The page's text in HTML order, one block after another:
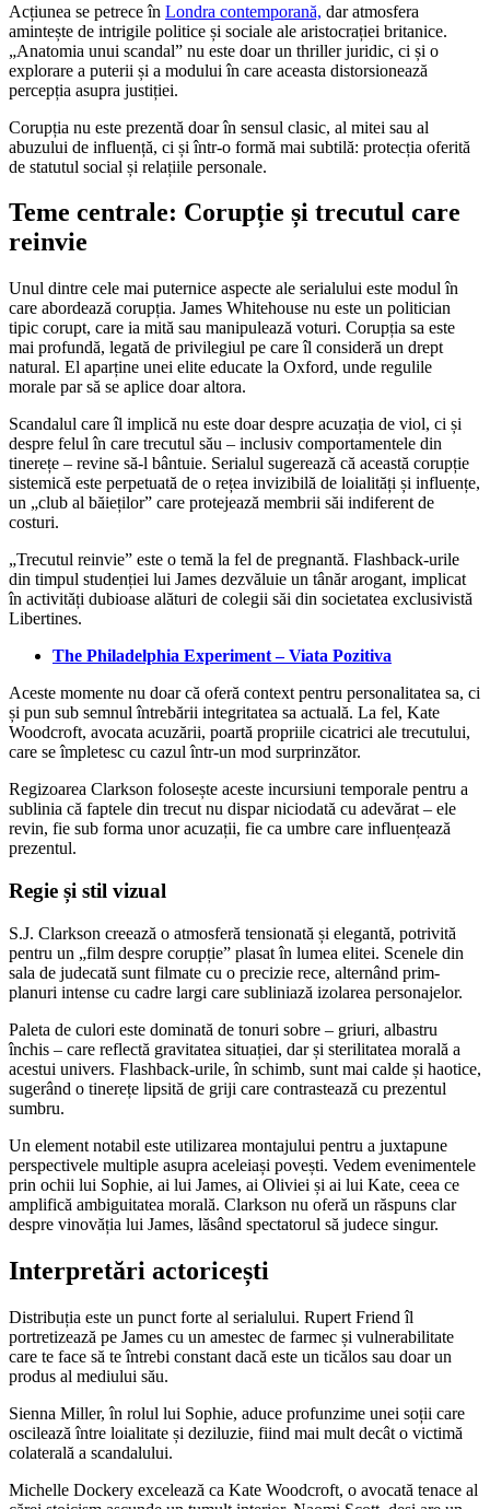
Acțiunea se petrece în Londra contemporană, dar atmosfera
amintește de intrigile politice și sociale ale aristocrației britanice.
„Anatomia unui scandal” nu este doar un thriller juridic, ci și o
explorare a puterii și a modului în care aceasta distorsionează
percepția asupra justiției.
Corupția nu este prezentă doar în sensul clasic, al mitei sau al
abuzului de influență, ci și într-o formă mai subtilă: protecția oferită
de statutul social și relațiile personale.
Teme centrale: Corupție și trecutul care
reinvie
Unul dintre cele mai puternice aspecte ale serialului este modul în
care abordează corupția. James Whitehouse nu este un politician
tipic corupt, care ia mită sau manipulează voturi. Corupția sa este
mai profundă, legată de privilegiul pe care îl consideră un drept
natural. El aparține unei elite educate la Oxford, unde regulile
morale par să se aplice doar altora.
Scandalul care îl implică nu este doar despre acuzația de viol, ci și
despre felul în care trecutul său – inclusiv comportamentele din
tinerețe – revine să-l bântuie. Serialul sugerează că această corupție
sistemică este perpetuată de o rețea invizibilă de loialități și influențe,
un „club al băieților” care protejează membrii săi indiferent de
costuri.
„Trecutul reinvie” este o temă la fel de pregnantă. Flashback-urile
din timpul studenției lui James dezvăluie un tânăr arogant, implicat
în activități dubioase alături de colegii săi din societatea exclusivistă
Libertines.
The Philadelphia Experiment – Viata Pozitiva
Aceste momente nu doar că oferă context pentru personalitatea sa, ci
și pun sub semnul întrebării integritatea sa actuală. La fel, Kate
Woodcroft, avocata acuzării, poartă propriile cicatrici ale trecutului,
care se împletesc cu cazul într-un mod surprinzător.
Regizoarea Clarkson folosește aceste incursiuni temporale pentru a
sublinia că faptele din trecut nu dispar niciodată cu adevărat – ele
revin, fie sub forma unor acuzații, fie ca umbre care influențează
prezentul.
Regie și stil vizual
S.J. Clarkson creează o atmosferă tensionată și elegantă, potrivită
pentru un „film despre corupție” plasat în lumea elitei. Scenele din
sala de judecată sunt filmate cu o precizie rece, alternând prim-
planuri intense cu cadre largi care subliniază izolarea personajelor.
Paleta de culori este dominată de tonuri sobre – griuri, albastru
închis – care reflectă gravitatea situației, dar și sterilitatea morală a
acestui univers. Flashback-urile, în schimb, sunt mai calde și haotice,
sugerând o tinerețe lipsită de griji care contrastează cu prezentul
sumbru.
Un element notabil este utilizarea montajului pentru a juxtapune
perspectivele multiple asupra aceleiași povești. Vedem evenimentele
prin ochii lui Sophie, ai lui James, ai Oliviei și ai lui Kate, ceea ce
amplifică ambiguitatea morală. Clarkson nu oferă un răspuns clar
despre vinovăția lui James, lăsând spectatorul să judece singur.
Interpretări actoricești
Distribuția este un punct forte al serialului. Rupert Friend îl
portretizează pe James cu un amestec de farmec și vulnerabilitate
care te face să te întrebi constant dacă este un ticălos sau doar un
produs al mediului său.
Sienna Miller, în rolul lui Sophie, aduce profunzime unei soții care
oscilează între loialitate și deziluzie, fiind mai mult decât o victimă
colaterală a scandalului.
Michelle Dockery excelează ca Kate Woodcroft, o avocată tenace al